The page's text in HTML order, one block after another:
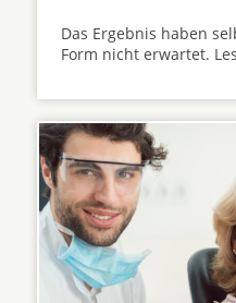
Das Ergebnis haben
Form nicht erwartet.